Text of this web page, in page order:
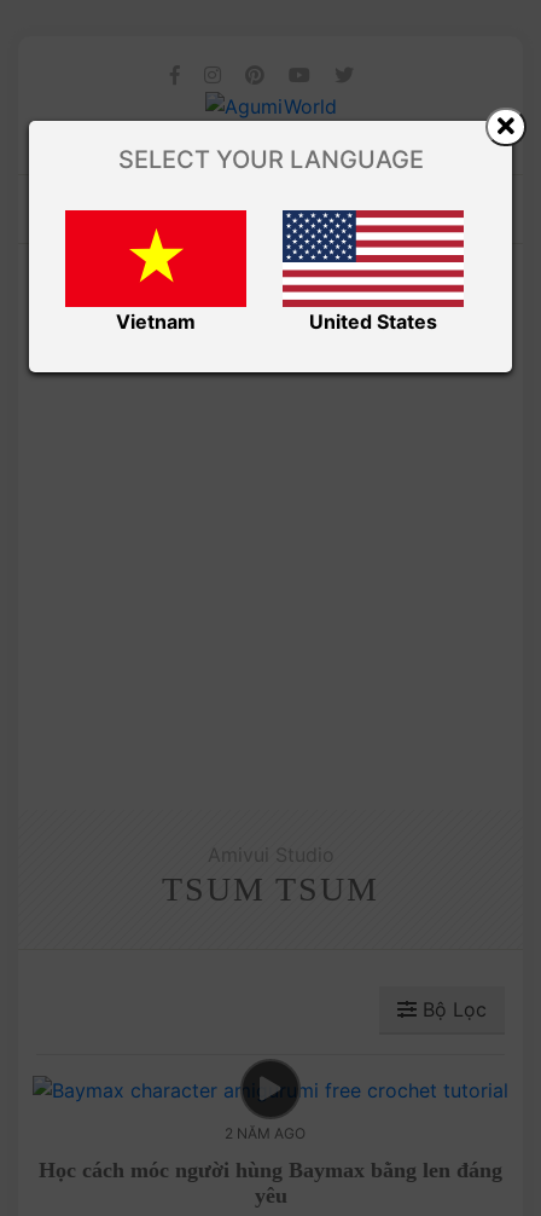
TSUM TSUM
Bộ Lọc
2 NĂM AGO
Học cách móc người hùng Baymax bằng len đáng
yêu
SELECT YOUR LANGUAGE
Vietnam United States